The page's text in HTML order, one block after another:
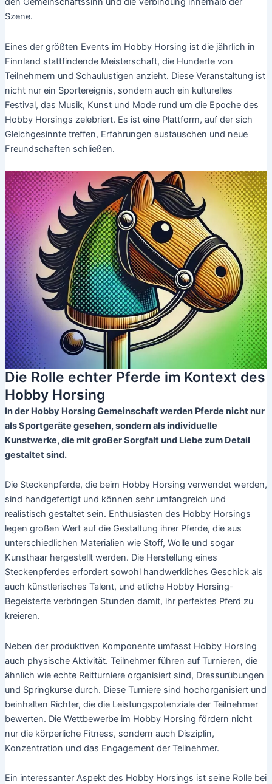
Szene.
Eines der größten Events im Hobby Horsing ist die jährlich in
Finnland stattfindende Meisterschaft, die Hunderte von
Teilnehmern und Schaulustigen anzieht. Diese Veranstaltung ist
nicht nur ein Sportereignis, sondern auch ein kulturelles
Festival, das Musik, Kunst und Mode rund um die Epoche des
Hobby Horsings zelebriert. Es ist eine Plattform, auf der sich
Gleichgesinnte treffen, Erfahrungen austauschen und neue
Freundschaften schließen.
Die Rolle echter Pferde im Kontext des
Hobby Horsing
In der Hobby Horsing Gemeinschaft werden Pferde nicht nur
als Sportgeräte gesehen, sondern als individuelle
Kunstwerke, die mit großer Sorgfalt und Liebe zum Detail
gestaltet sind.
Die Steckenpferde, die beim Hobby Horsing verwendet werden,
sind handgefertigt und können sehr umfangreich und
realistisch gestaltet sein. Enthusiasten des Hobby Horsings
legen großen Wert auf die Gestaltung ihrer Pferde, die aus
unterschiedlichen Materialien wie Stoff, Wolle und sogar
Kunsthaar hergestellt werden. Die Herstellung eines
Steckenpferdes erfordert sowohl handwerkliches Geschick als
auch künstlerisches Talent, und etliche Hobby Horsing-
Begeisterte verbringen Stunden damit, ihr perfektes Pferd zu
kreieren.
Neben der produktiven Komponente umfasst Hobby Horsing
auch physische Aktivität. Teilnehmer führen auf Turnieren, die
ähnlich wie echte Reitturniere organisiert sind, Dressurübungen
und Springkurse durch. Diese Turniere sind hochorganisiert und
beinhalten Richter, die die Leistungspotenziale der Teilnehmer
bewerten. Die Wettbewerbe im Hobby Horsing fördern nicht
nur die körperliche Fitness, sondern auch Disziplin,
Konzentration und das Engagement der Teilnehmer.
Ein interessanter Aspekt des Hobby Horsings ist seine Rolle bei